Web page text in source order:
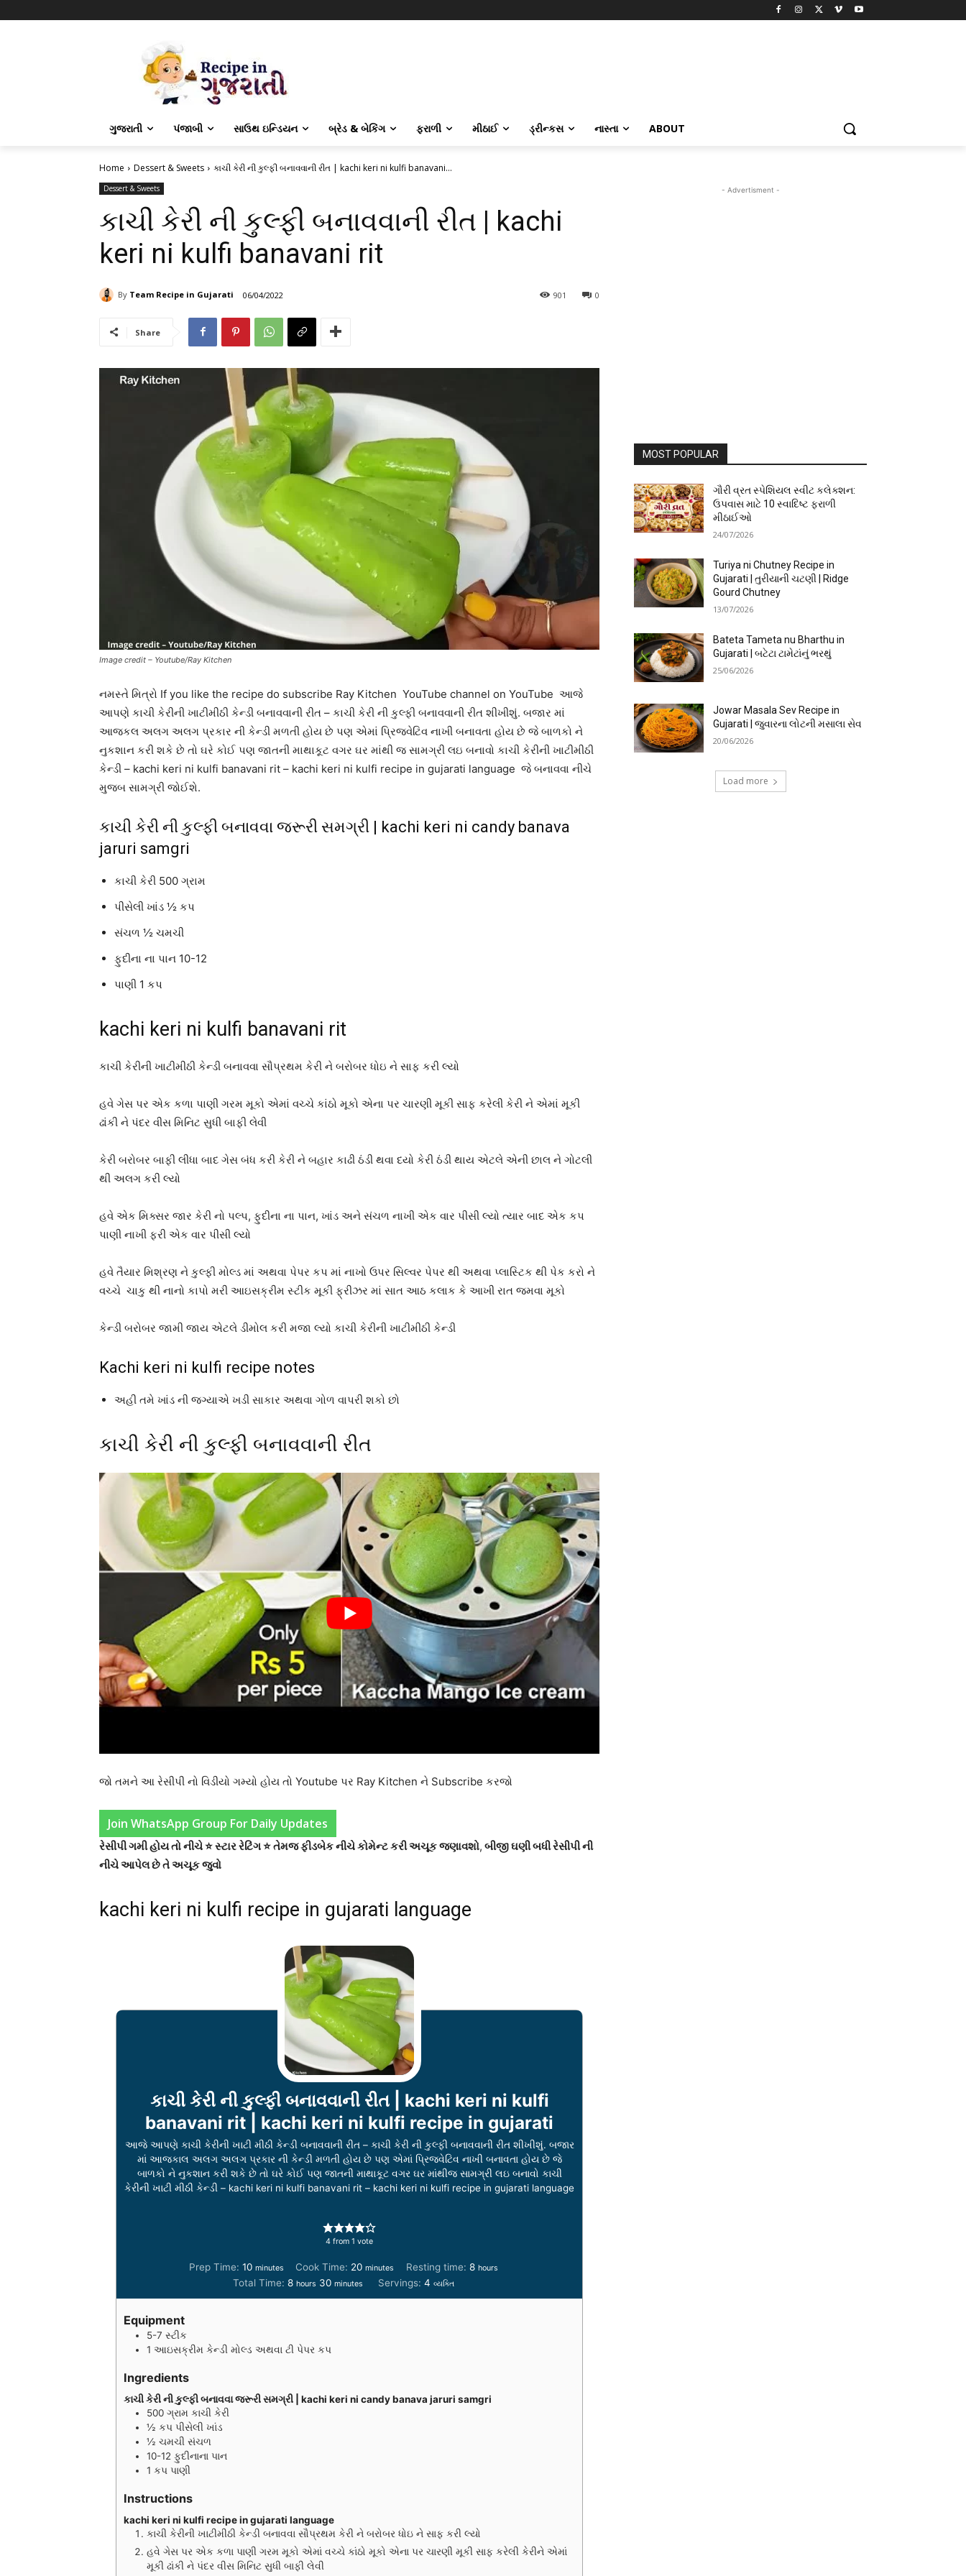
ગુજરાતી પંજાબી સાઉથ ઇન્ડિયન બ્રેડ & બેકિંગ ફરાળી મીઠાઈ ડ્રીન્કસ નાસ્તા ABOUT
Home Dessert & Sweets કાચી કેરી ની કુલ્ફી બનાવવાની રીત | kachi keri ni kulfi banavani...
Dessert & Sweets
કાચી કેરી ની કુલ્ફી બનાવવાની રીત | kachi
keri ni kulfi banavani rit
By Team Recipe in Gujarati 06/04/2022 0
901
Share
Image credit – Youtube/Ray Kitchen
નમસ્તે મિત્રો If you like the recipe do subscribe Ray Kitchen YouTube channel on YouTube આજે
આપણે કાચી કેરીની ખાટીમીઠી કેન્ડી બનાવવાની રીત – કાચી કેરી ની કુલ્ફી બનાવવાની રીત શીખીશું. બજાર માં
આજકલ અલગ અલગ પ્રકાર ની કેન્ડી મળતી હોય છે પણ એમાં પ્રિજવેટિવ નાખી બનાવતા હોય છે જે બાળકો ને
નુકશાન કરી શકે છે તો ઘરે કોઈ પણ જાતની માથાકૂટ વગર ઘર માંથી જ સામગ્રી લઇ બનાવો કાચી કેરીની ખાટીમીઠી
કેન્ડી – kachi keri ni kulfi banavani rit – kachi keri ni kulfi recipe in gujarati language જે બનાવવા નીચે
મુજબ સામગ્રી જોઈશે.
કાચી કેરી ની કુલ્ફી બનાવવા જરૂરી સમગ્રી | kachi keri ni candy banava
jaruri samgri
કાચી કેરી 500 ગ્રામ
પીસેલી ખાંડ ½ કપ
સંચળ ½ ચમચી
ફુદીના ના પાન 10-12
પાણી 1 કપ
kachi keri ni kulfi banavani rit
કાચી કેરીની ખાટીમીઠી કેન્ડી બનાવવા સૌપ્રથમ કેરી ને બરોબર ધોઇ ને સાફ કરી લ્યો
હવે ગેસ પર એક કળા પાણી ગરમ મૂકો એમાં વચ્ચે કાંઠો મૂકો એના પર ચારણી મૂકી સાફ કરેલી કેરી ને એમાં મૂકી
ઢાંકી ને પંદર વીસ મિનિટ સુધી બાફી લેવી
કેરી બરોબર બાફી લીધા બાદ ગેસ બંધ કરી કેરી ને બહાર કાઢી ઠંડી થવા દયો કેરી ઠંડી થાય એટલે એની છાલ ને ગોટલી
થી અલગ કરી લ્યો
હવે એક મિક્સર જાર કેરી નો પલ્પ, ફુદીના ના પાન, ખાંડ અને સંચળ નાખી એક વાર પીસી લ્યો ત્યાર બાદ એક કપ
પાણી નાખી ફરી એક વાર પીસી લ્યો
હવે તૈયાર મિશ્રણ ને કુલ્ફી મોલ્ડ માં અથવા પેપર કપ માં નાખો ઉપર સિલ્વર પેપર થી અથવા પ્લાસ્ટિક થી પેક કરો ને
વચ્ચે ચાકુ થી નાનો કાપો મરી આઇસક્રીમ સ્ટીક મૂકી ફ્રીઝર માં સાત આઠ કલાક કે આખી રાત જમવા મૂકો
કેન્ડી બરોબર જામી જાય એટલે ડીમોલ કરી મજા લ્યો કાચી કેરીની ખાટીમીઠી કેન્ડી
Kachi keri ni kulfi recipe notes
અહી તમે ખાંડ ની જગ્યાએ ખડી સાકાર અથવા ગોળ વાપરી શકો છો
કાચી કેરી ની કુલ્ફી બનાવવાની રીત
જો તમને આ રેસીપી નો વિડીયો ગમ્યો હોય તો Youtube પર Ray Kitchen ને Subscribe કરજો
Join WhatsApp Group For Daily Updates
રેસીપી ગમી હોય તો નીચે ⭐ સ્ટાર રેટિંગ ⭐ તેમજ ફીડબેક નીચે કોમેન્ટ કરી અચૂક જણાવશો, બીજી ઘણી બધી રેસીપી ની
નીચે આપેલ છે તે અચૂક જુવો
kachi keri ni kulfi recipe in gujarati language
કાચી કેરી ની કુલ્ફી બનાવવાની રીત | kachi keri ni kulfi
banavani rit | kachi keri ni kulfi recipe in gujarati
આજે આપણે કાચી કેરીની ખાટી મીઠી કેન્ડી બનાવવાની રીત – કાચી કેરી ની કુલ્ફી બનાવવાની રીત શીખીશું. બજાર
માં આજકાલ અલગ અલગ પ્રકાર ની કેન્ડી મળતી હોય છે પણ એમાં પ્રિજવેટિવ નાખી બનાવતા હોય છે જે
બાળકો ને નુકશાન કરી શકે છે તો ઘરે કોઈ પણ જાતની માથાકૂટ વગર ઘર માંથીજ સામગ્રી લઇ બનાવો કાચી
કેરીની ખાટી મીઠી કેન્ડી – kachi keri ni kulfi banavani rit – kachi keri ni kulfi recipe in gujarati language
4 from 1 vote
Prep Time:10m
i
s
minutes Cook Time: 20m
i
minutes Resting time: 8hhours
Total Time:8h
o
hours 30m
i
e
minutes Servings: 4 વ્યક્તિ
Equipment
5-7 સ્ટીક
1 આઇસક્રીમ કેન્ડી મોલ્ડ અથવા ટી પેપર કપ
Ingredients
કાચી કેરી ની કુલ્ફી બનાવવા જરૂરી સમગ્રી | kachi keri ni candy banava jaruri samgri
500 ગ્રામ કાચી કેરી
½ કપ પીસેલી ખાંડ
½ ચમચી સંચળ
10-12 ફુદીનાના પાન
1 કપ પાણી
Instructions
kachi keri ni kulfi recipe in gujarati language
કાચી કેરીની ખાટીમીઠી કેન્ડી બનાવવા સૌપ્રથમ કેરી ને બરોબર ધોઇ ને સાફ કરી લ્યો
હવે ગેસ પર એક કળા પાણી ગરમ મૂકો એમાં વચ્ચે કાંઠો મૂકો એના પર ચારણી મૂકી સાફ કરેલી કેરીને એમાં
મૂકી ઢાંકી ને પંદર વીસ મિનિટ સુધી બાફી લેવી
- Advertisment -
MOST POPULAR
ગૌરી વ્રત સ્પેશિયલ સ્વીટ કલેક્શન:
ઉપવાસ માટે 10 સ્વાદિષ્ટ ફરાળી
મીઠાઈઓ
24/07/2026
Turiya ni Chutney Recipe in
Gujarati | તુરીયાની ચટણી | Ridge
Gourd Chutney
13/07/2026
Bateta Tameta nu Bharthu in
Gujarati | બટેટા ટામેટાંનું ભરથું
25/06/2026
Jowar Masala Sev Recipe in
Gujarati | જુવારના લોટની મસાલા સેવ
20/06/2026
Load more